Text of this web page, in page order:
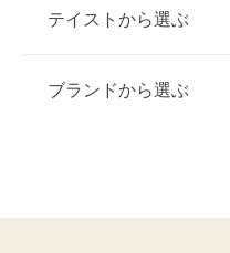
ご購入
10万円台以下
20万円～26万円未満
テイストから選ぶ
クラシック
クール
ブランドから選ぶ
イエベ秋におすすめ